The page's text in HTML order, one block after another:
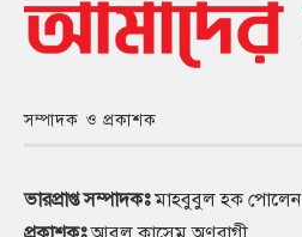
সম্পাদক ও প্রকাশক
ভারপ্রাপ্ত সম্পাদকঃমাহবুবুল হক পোলেন